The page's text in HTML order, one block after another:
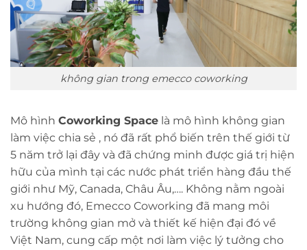
không gian trong emecco coworking
Mô hình Coworking Space là mô hình không gian
làm việc chia sẻ , nó đã rất phổ biến trên thế giới từ
5 năm trở lại đây và đã chứng minh được giá trị hiện
hữu của mình tại các nước phát triển hàng đầu thế
giới như Mỹ, Canada, Châu Âu,…. Không nằm ngoài
xu hướng đó, Emecco Coworking đã mang môi
trường không gian mở và thiết kế hiện đại đó về
Việt Nam, cung cấp một nơi làm việc lý tưởng cho